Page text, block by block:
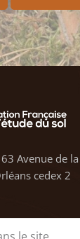
Avenue de
cedex 2